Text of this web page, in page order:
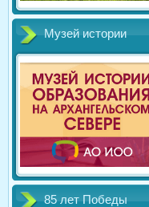
Музей истории
85 лет Победы